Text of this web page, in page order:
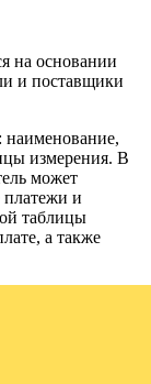
на основании
и поставщики
измерения. В
может
платежи и
таблицы
а также